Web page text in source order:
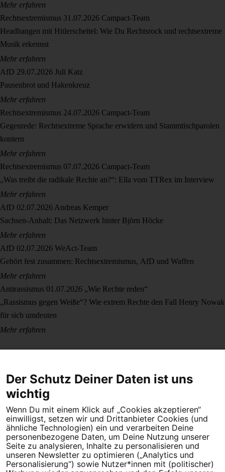
Mehr erfahren
Rechtsextremismus 31.07.2026 Campact-Team
Headbangen mit Hitlerscheitel: Wie Du Rechtsrock und rechtsextreme
Musik erkennst
Mehr erfahren
AfD 29.07.2026 Juli Katz
Pausenbrot und Hakenkreuz
Mehr erfahren
Rechtsextremismus 24.07.2026 Campact-Team
Gegenrede: Rechtsextreme Sprache erwidern und Stammtischparolen
kontern
Mehr erfahren
Rechtsextremismus 07.07.2026 Campact-Team
„Was treibt die radikale Rechte an?“: Ella vom TTRex im Interview
Mehr erfahren
AfD 02.07.2026 Andreas Kemper
Sachsen-Anhalt: Das Netzwerk hinter Björn Höcke
Mehr erfahren
AfD 02.07.2026 WeAct-Team
Gehört fest zusammen: Rechtsextremismus, AfD und Waffen
Mehr erfahren
Antirassismus 01.07.2026 „Wie Rechte reden“
„Rassismus gegen Weiße“? Wie extrem Rechte den Fall Henry Nowak
für sich umdeuten
Mehr erfahren
Dein Engagement macht den Unterschied. Schließe Dich 4,5
Millionen Menschen an.
Newsletter bestellen
Der Schutz Deiner Daten ist uns
wichtig
Wenn Du mit einem Klick auf „Cookies akzeptieren“
einwilligst, setzen wir und Drittanbieter Cookies (und
ähnliche Technologien) ein und verarbeiten Deine
personenbezogene Daten, um Deine Nutzung unserer
Seite zu analysieren, Inhalte zu personalisieren und
unseren Newsletter zu optimieren („Analytics und
Personalisierung“) sowie Nutzer*innen mit (politischer)